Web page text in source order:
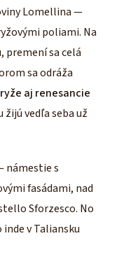
Lomellina —
poliami. Na
premení sa celá
sa odráža
aj renesancie
vedľa seba už
námestie s
fasádami, nad
Sforzesco. No
v Taliansku